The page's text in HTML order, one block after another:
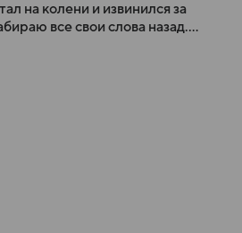
на колени и извинился за
все свои слова назад.